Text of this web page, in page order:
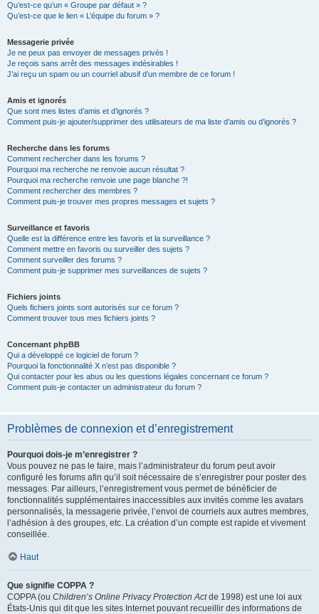
Qu’est-ce qu’un « Groupe par défaut » ?
Qu’est-ce que le lien « L’équipe du forum » ?
Messagerie privée
Je ne peux pas envoyer de messages privés !
Je reçois sans arrêt des messages indésirables !
J’ai reçu un spam ou un courriel abusif d’un membre de ce forum !
Amis et ignorés
Que sont mes listes d’amis et d’ignorés ?
Comment puis-je ajouter/supprimer des utilisateurs de ma liste d’amis ou d’ignorés ?
Recherche dans les forums
Comment rechercher dans les forums ?
Pourquoi ma recherche ne renvoie aucun résultat ?
Pourquoi ma recherche renvoie une page blanche ?!
Comment rechercher des membres ?
Comment puis-je trouver mes propres messages et sujets ?
Surveillance et favoris
Quelle est la différence entre les favoris et la surveillance ?
Comment mettre en favoris ou surveiller des sujets ?
Comment surveiller des forums ?
Comment puis-je supprimer mes surveillances de sujets ?
Fichiers joints
Quels fichiers joints sont autorisés sur ce forum ?
Comment trouver tous mes fichiers joints ?
Concernant phpBB
Qui a développé ce logiciel de forum ?
Pourquoi la fonctionnalité X n’est pas disponible ?
Qui contacter pour les abus ou les questions légales concernant ce forum ?
Comment puis-je contacter un administrateur du forum ?
Problèmes de connexion et d’enregistrement
Pourquoi dois-je m’enregistrer ?
Vous pouvez ne pas le faire, mais l’administrateur du forum peut avoir
configuré les forums afin qu’il soit nécessaire de s’enregistrer pour poster des
messages. Par ailleurs, l’enregistrement vous permet de bénéficier de
fonctionnalités supplémentaires inaccessibles aux invités comme les avatars
personnalisés, la messagerie privée, l’envoi de courriels aux autres membres,
l’adhésion à des groupes, etc. La création d’un compte est rapide et vivement
conseillée.
Haut
Que signifie COPPA ?
COPPA (ou Children’s Online Privacy Protection Actde 1998) est une loi aux
États-Unis qui dit que les sites Internet pouvant recueillir des informations de